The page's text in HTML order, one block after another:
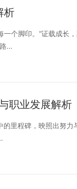
析
个脚印。“证载成长
...
职业发展解析
里程碑，映照出努力